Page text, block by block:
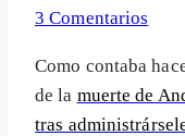
3 Comentarios
Como contaba
de la muerte de
tras